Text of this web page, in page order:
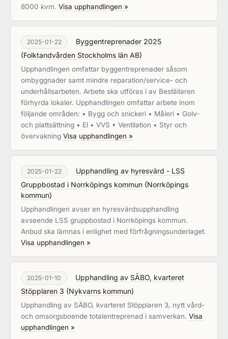
8000 kvm. Visa upphandlingen »
2025-01-22
Byggentreprenader 2025
(Folktandvården Stockholms län AB)
Upphandlingen omfattar byggentreprenader såsom
ombyggnader samt mindre reparation/service- och
underhållsarbeten. Arbete ska utföras i av Beställaren
förhyrda lokaler. Upphandlingen omfattar arbete inom
följande områden: • Bygg och snickeri • Måleri • Golv-
och plattsättning • El • VVS • Ventilation • Styr och
övervakning Visa upphandlingen »
2025-01-22
Upphandling av hyresvärd - LSS
Gruppbostad i Norrköpings kommun (Norrköpings
kommun)
Upphandlingen avser en hyresvärdsupphandling
avseende LSS gruppbostad i Norrköpings kommun.
Anbud ska lämnas i enlighet med förfrågningsunderlaget.
Visa upphandlingen »
2025-01-10
Upphandling av SÄBO, kvarteret
Stöpplaren 3 (Nykvarns kommun)
Upphandling av SÄBO, kvarteret Stöpplaren 3, nytt vård-
och omsorgsboende totalentreprenad i samverkan. Visa
upphandlingen »